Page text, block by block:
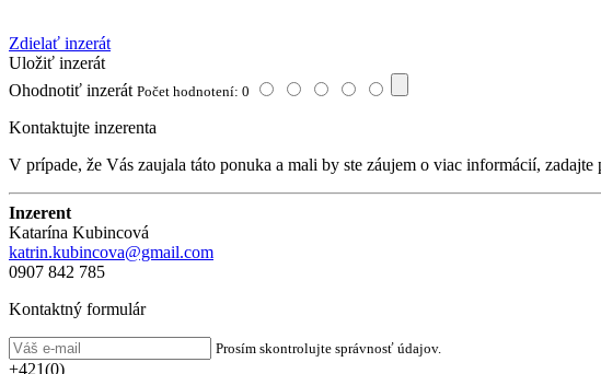
Zdielať inzerát
Uložiť inzerát
Ohodnotiť inzerát Počet hodnotení: 0
Kontaktujte inzerenta
V prípade, že Vás zaujala táto ponuka a mali by ste záujem o viac informácií,
Inzerent
Katarína Kubincová
katrin.kubincova@gmail.com
0907 842 785
Kontaktný formulár
Prosím skontrolujte správnosť údajov.
+421(0)